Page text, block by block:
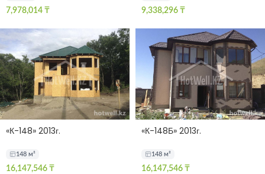
7,978,014 ₸ 9,338,296 ₸
«К-148» 2013г.
148 м²
16,147,546 ₸
«К-148Б» 2013г.
148 м²
16,147,546 ₸